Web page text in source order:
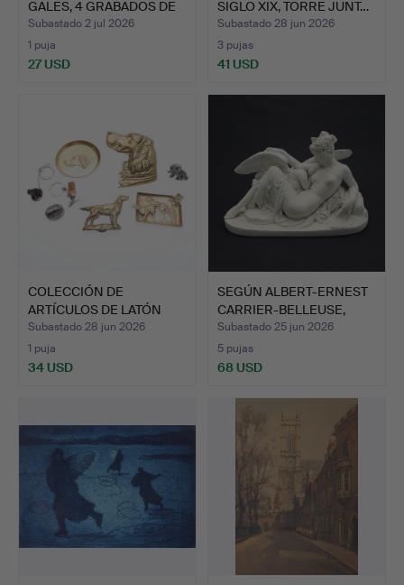
GALES, 4 GRABADOS DE
…
Subastado 2 jul 2026
1 puja
27 USD
SIGLO XIX, TORRE JUNT…
Subastado 28 jun 2026
3 pujas
41 USD
COLECCIÓN DE
ARTÍCULOS DE LATÓN
CON TEMÁTI…
Subastado 28 jun 2026
1 puja
34 USD
SEGÚN ALBERT-ERNEST
CARRIER-BELLEUSE,
"LED…
Subastado 25 jun 2026
5 pujas
68 USD